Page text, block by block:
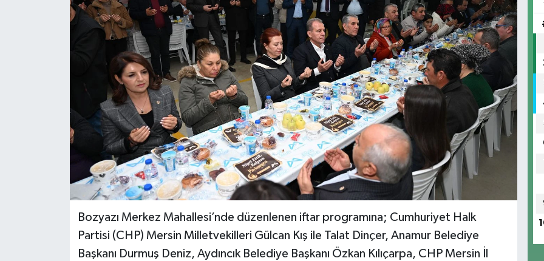
Bozyazı Merkez Mahallesi’nde düzenlenen iftar programına; Cumhuriyet Halk
Partisi (CHP) Mersin Milletvekilleri Gülcan Kış ile Talat Dinçer, Anamur Belediye
Başkanı Durmuş Deniz, Aydıncık Belediye Başkanı Özkan Kılıçarpa, CHP Mersin İl